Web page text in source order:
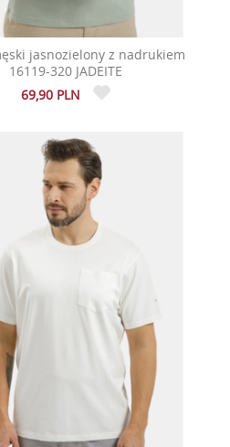
jasnozielony z nadrukiem
16119-320 JADEITE
69,90 PLN